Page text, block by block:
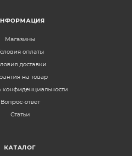
Магазины
оплаты
доставки
на товар
конфиденциальности
Вопрос-ответ
Статьи
КАТАЛОГ